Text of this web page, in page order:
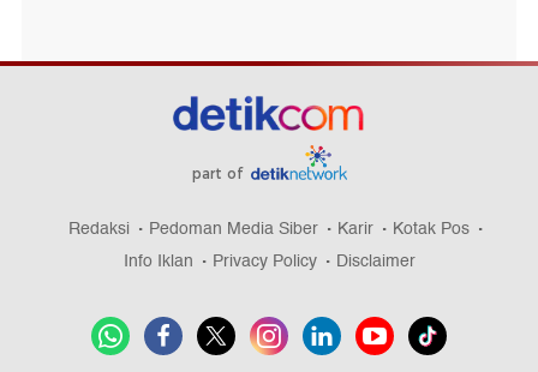
part of
Redaksi Pedoman Media Siber Karir
Kotak Pos
Info Iklan
Privacy Policy Disclaimer